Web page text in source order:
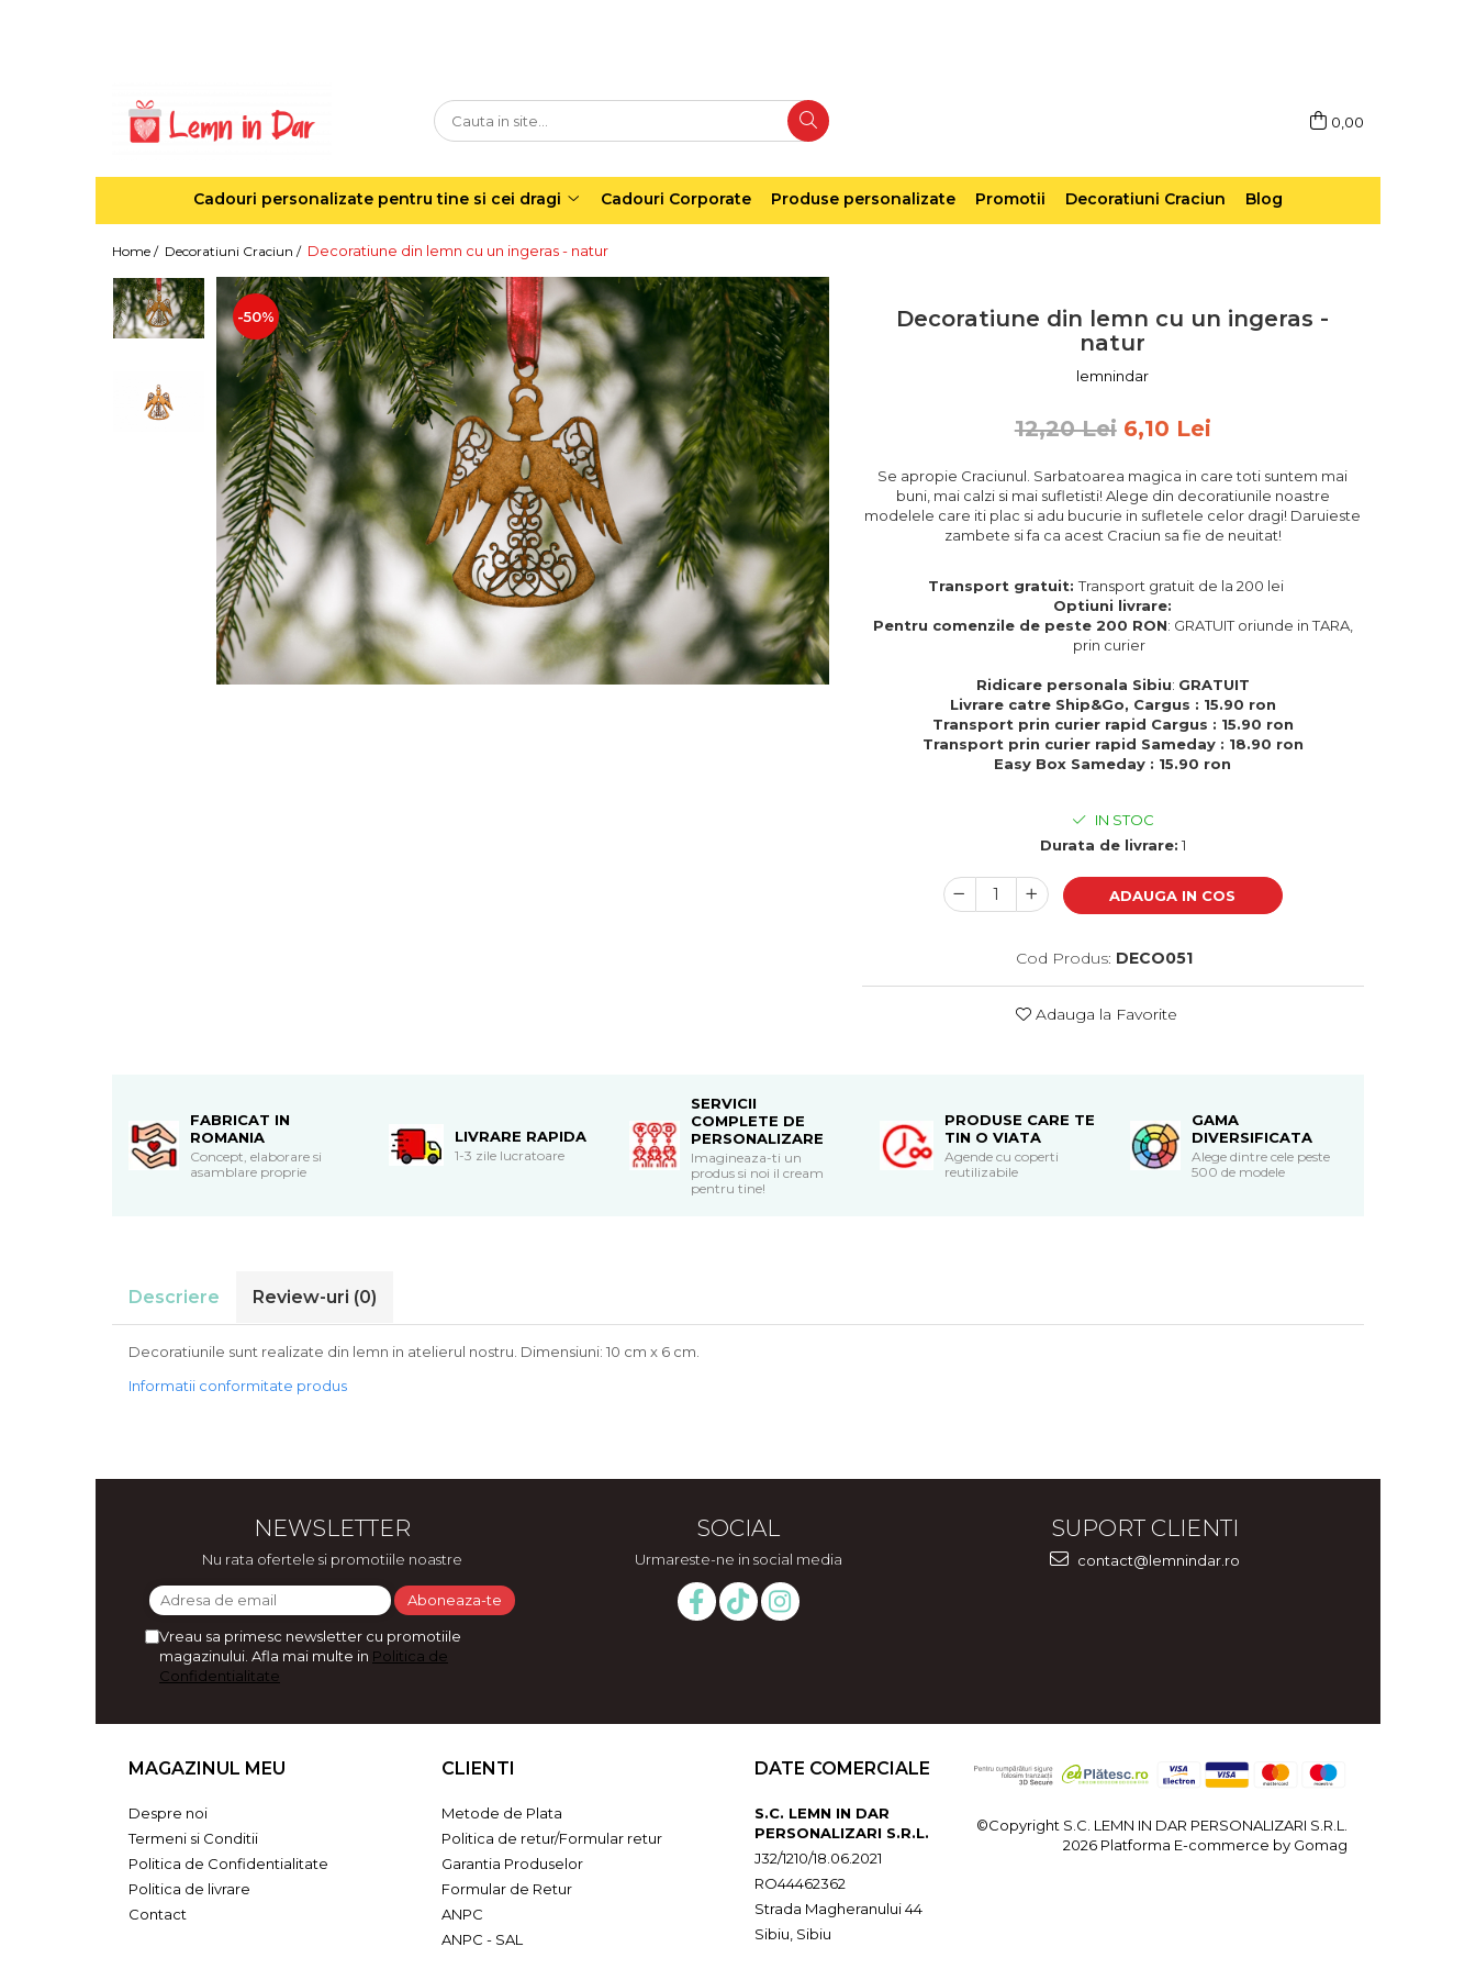
Agende din lemn
Decoratiuni cu lumina
Decoratiuni pentru cei dragi
Decoratiuni cu peisaje de iarna
Magneti de Craciun
Cadouri personalizate pentru
Cadouri pentru profesori
Cadouri pentru tata
Cadouri pentru cea mai buna
Ateliere - planse cu nisip colorat
0,00
Cadouri personalizate pentru tine si cei dragi Cadouri Corporate Produse personalizate Promotii Decoratiuni Craciun Blog
Home / Decoratiuni Craciun / Decoratiune din lemn cu un ingeras - natur
Decoratiune din lemn cu un ingeras -
natur
lemnindar
-50%
12,20 Lei 6,10 Lei
Se apropie Craciunul. Sarbatoarea magica in care toti suntem mai
buni, mai calzi si mai sufletisti! Alege din decoratiunile noastre
modelele care iti plac si adu bucurie in sufletele celor dragi! Daruieste
zambete si fa ca acest Craciun sa fie de neuitat!
Transport gratuit:Transport gratuit de la 200 lei
Optiuni livrare:
Pentru comenzile de peste 200 RON: GRATUIT oriunde in TARA,
prin curier
Ridicare personala Sibiu: GRATUIT
Livrare catre Ship&Go, Cargus : 15.90 ron
Transport prin curier rapid Cargus : 15.90 ron
Transport prin curier rapid Sameday : 18.90 ron
Easy Box Sameday : 15.90 ron
IN STOC
Durata de livrare: 1
ADAUGA IN COS
Cod Produs: DECO051
Adauga la Favorite
FABRICAT IN
ROMANIA
Concept, elaborare si
asamblare proprie
LIVRARE RAPIDA
1-3 zile lucratoare
SERVICII
COMPLETE DE
PERSONALIZARE
Imagineaza-ti un
produs si noi il cream
pentru tine!
PRODUSE CARE TE
TIN O VIATA
Agende cu coperti
reutilizabile
GAMA
DIVERSIFICATA
Alege dintre cele peste
500 de modele
Descriere Review-uri (0)
Decoratiunile sunt realizate din lemn in atelierul nostru. Dimensiuni: 10 cm x 6 cm.
Informatii conformitate produs
NEWSLETTER
Nu rata ofertele si promotiile noastre
Vreau sa primesc newsletter cu promotiile
magazinului. Afla mai multe in Politica de
Confidentialitate
SOCIAL
Urmareste-ne in social media
SUPORT CLIENTI
contact@lemnindar.ro
MAGAZINUL MEU
Despre noi
Termeni si Conditii
Politica de Confidentialitate
Politica de livrare
Contact
CLIENTI
Metode de Plata
Politica de retur/Formular retur
Garantia Produselor
Formular de Retur
ANPC
ANPC - SAL
DATE COMERCIALE
S.C. LEMN IN DAR
PERSONALIZARI S.R.L.
J32/1210/18.06.2021
RO44462362
Strada Magheranului 44
Sibiu, Sibiu
©Copyright S.C. LEMN IN DAR PERSONALIZARI S.R.L.
2026 Platforma E-commerce by Gomag